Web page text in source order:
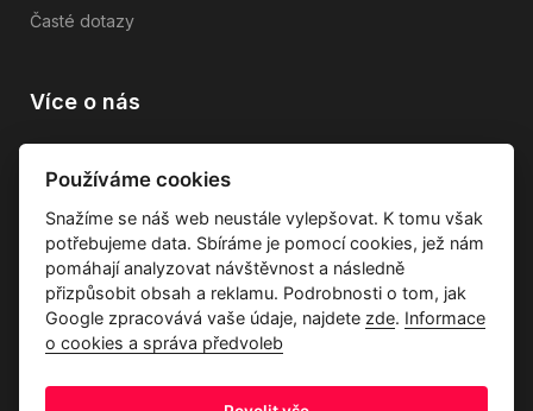
Časté dotazy
Více o nás
Průvodce tkaninami
Kontakty
Používáme cookies
Snažíme se náš web neustále vylepšovat. K tomu však
potřebujeme data. Sbíráme je pomocí cookies, jež nám
pomáhají analyzovat návštěvnost a následně
přizpůsobit obsah a reklamu. Podrobnosti o tom, jak
Google zpracovává vaše údaje, najdete zde. Informace
o cookies a správa předvoleb